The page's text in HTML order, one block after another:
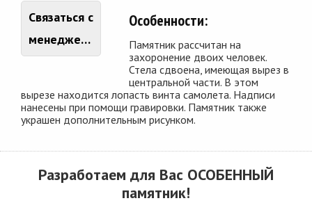
Связаться с
менеджером
Особенности:
Памятник рассчитан на
захоронение двоих человек.
Стела сдвоена, имеющая вырез в
центральной части. В этом
вырезе находится лопасть винта самолета. Надписи
нанесены при помощи гравировки. Памятник также
украшен дополнительным рисунком.
Разработаем для Вас ОСОБЕННЫЙ
памятник!